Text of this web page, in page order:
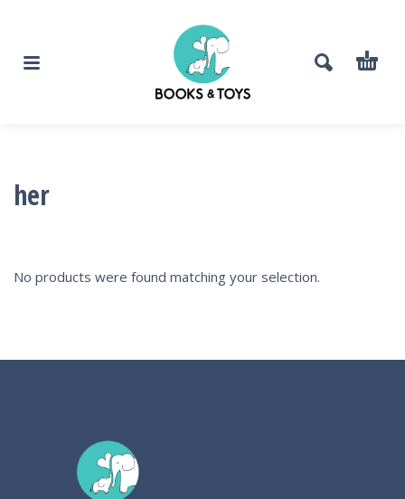
her
No products were found matching your selection.